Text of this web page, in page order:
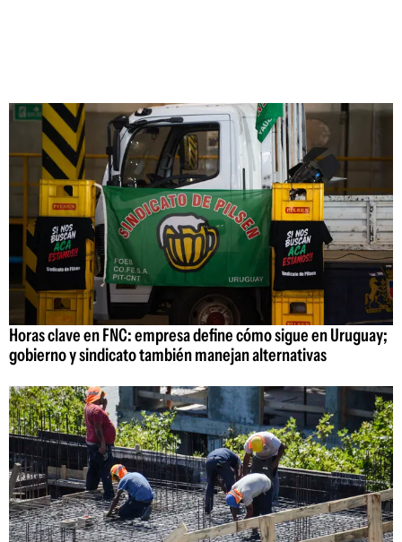
Horas clave en FNC: empresa define cómo sigue en Uruguay;
gobierno y sindicato también manejan alternativas